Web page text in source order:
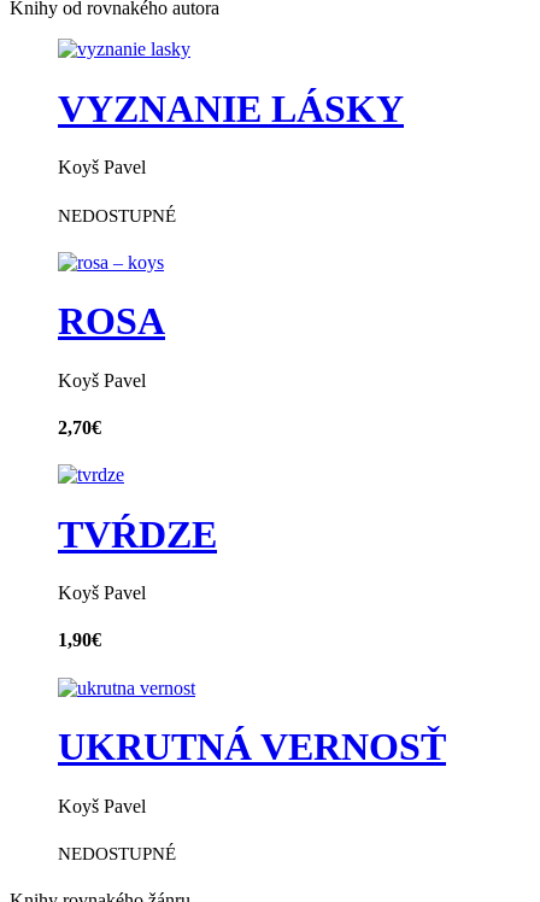
Knihy od rovnakého autora
VYZNANIE LÁSKY
Koyš Pavel
NEDOSTUPNÉ
ROSA
Koyš Pavel
2,70€
TVŔDZE
Koyš Pavel
1,90€
UKRUTNÁ VERNOSŤ
Koyš Pavel
NEDOSTUPNÉ